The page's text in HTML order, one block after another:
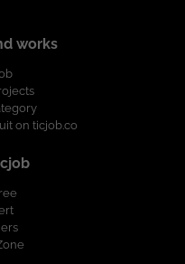
works
on ticjob.co